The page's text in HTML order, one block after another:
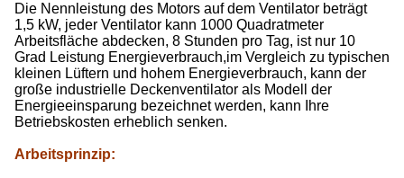
Die Nennleistung des Motors auf dem Ventilator beträgt
1,5 kW, jeder Ventilator kann 1000 Quadratmeter
Arbeitsfläche abdecken, 8 Stunden pro Tag, ist nur 10
Grad Leistung Energieverbrauch,im Vergleich zu typischen
kleinen Lüftern und hohem Energieverbrauch, kann der
große industrielle Deckenventilator als Modell der
Energieeinsparung bezeichnet werden, kann Ihre
Betriebskosten erheblich senken.
Arbeitsprinzip: